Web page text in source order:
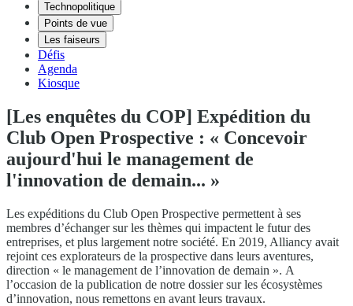
Technopolitique
Points de vue
Les faiseurs
Défis
Agenda
Kiosque
[Les enquêtes du COP] Expédition du
Club Open Prospective : « Concevoir
aujourd'hui le management de
l'innovation de demain... »
Les expéditions du Club Open Prospective permettent à ses
membres d’échanger sur les thèmes qui impactent le futur des
entreprises, et plus largement notre société. En 2019, Alliancy avait
rejoint ces explorateurs de la prospective dans leurs aventures,
direction « le management de l’innovation de demain ». A
l’occasion de la publication de notre dossier sur les écosystèmes
d’innovation, nous remettons en avant leurs travaux.